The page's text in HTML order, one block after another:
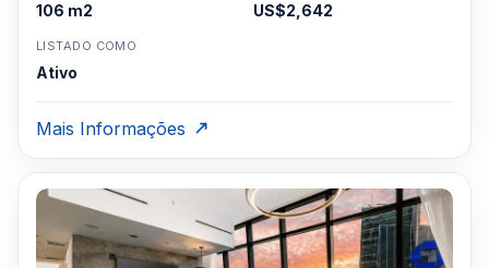
106 m2 US$2,642
LISTADO COMO
Ativo
Mais Informações